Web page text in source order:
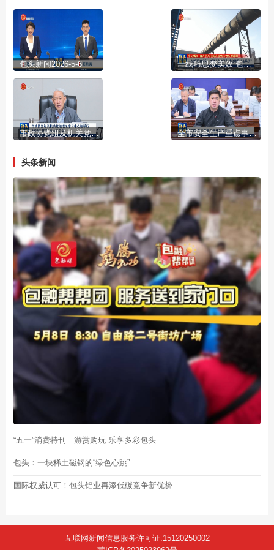
包头新闻2026-5-6 一线巧思变实效 包钢“金点子”结出增收“金果子”
市政协党组及机关党组理论学习中心组举行2026年第3次集体学习会 全市安全生产重点事项部署会召开
头条新闻
“五一”消费特刊｜游赏购玩 乐享多彩包头
包头：一块稀土磁钢的“绿色心跳”
国际权威认可！包头铝业再添低碳竞争新优势
互联网新闻信息服务许可证:15120250002